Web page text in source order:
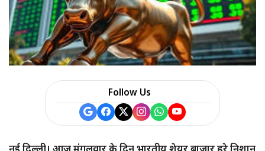
Follow Us
नई दिल्ली। आज मंगलवार के दिन भारतीय शेयर बाजार हरे निशान